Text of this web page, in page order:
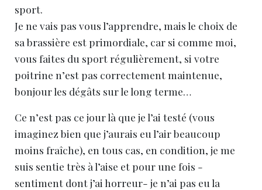
sport.
Je ne vais pas vous l’apprendre, mais le choix de
sa brassière est primordiale, car si comme moi,
vous faites du sport régulièrement, si votre
poitrine n’est pas correctement maintenue,
bonjour les dégâts sur le long terme…
Ce n’est pas ce jour là que je l’ai testé (vous
imaginez bien que j’aurais eu l’air beaucoup
moins fraîche), en tous cas, en condition, je me
suis sentie très à l’aise et pour une fois -
sentiment dont j’ai horreur- je n’ai pas eu la